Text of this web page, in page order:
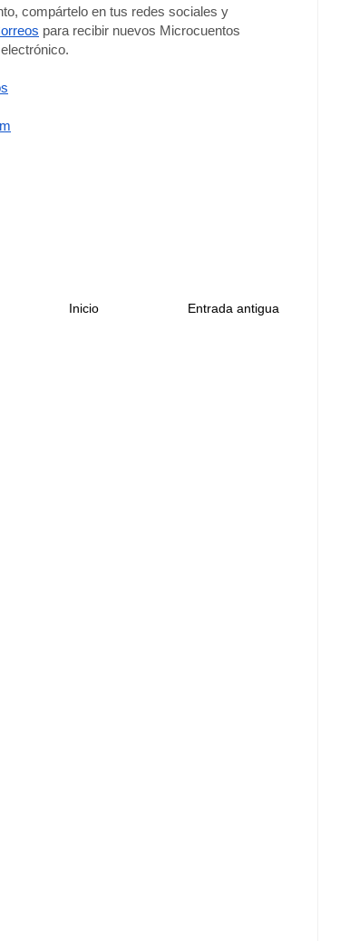
compártelo en tus redes sociales y
para recibir nuevos Microcuentos
Entrada antigua
Inicio